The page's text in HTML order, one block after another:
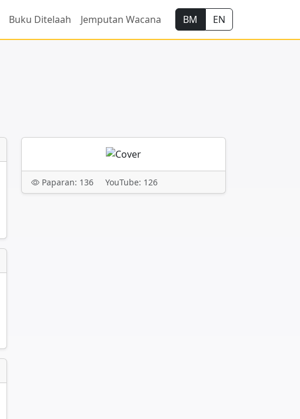
Buku Ditelaah Jemputan Wacana BM EN
Paparan: 136 YouTube: 126